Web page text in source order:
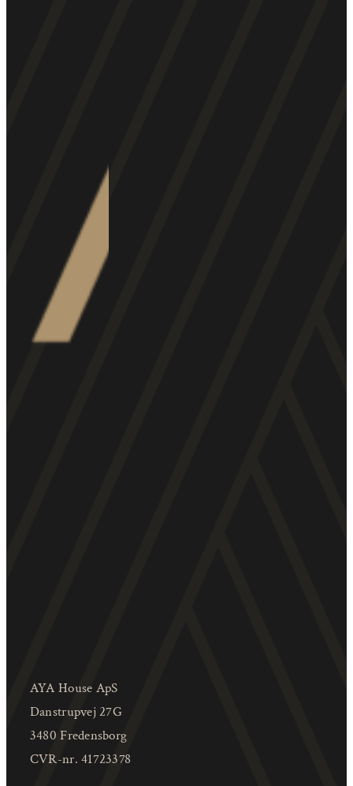
AYA House ApS
Danstrupvej 27G
3480 Fredensborg
CVR-nr. 41723378